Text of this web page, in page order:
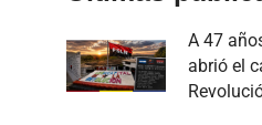
A 47
abrió el